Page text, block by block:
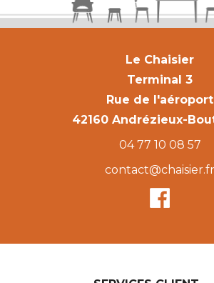
Le Chaisier
Terminal 3
Rue de l'aéroport
42160 Andrézieux-
04 77 10 08 57
contact@chaisier.fr